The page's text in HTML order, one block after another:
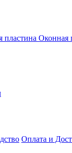
пластина Оконная
Оплата и